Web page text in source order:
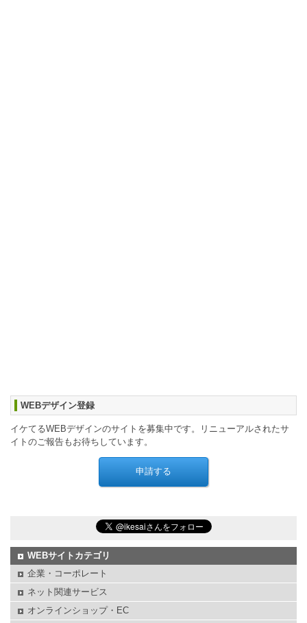
WEBデザイン登録
イケてるWEBデザインのサイトを募集中です。リニューアルされたサ
イトのご報告もお待ちしています。
WEBサイトカテゴリ
企業・コーポレート
ネット関連サービス
オンラインショップ・EC